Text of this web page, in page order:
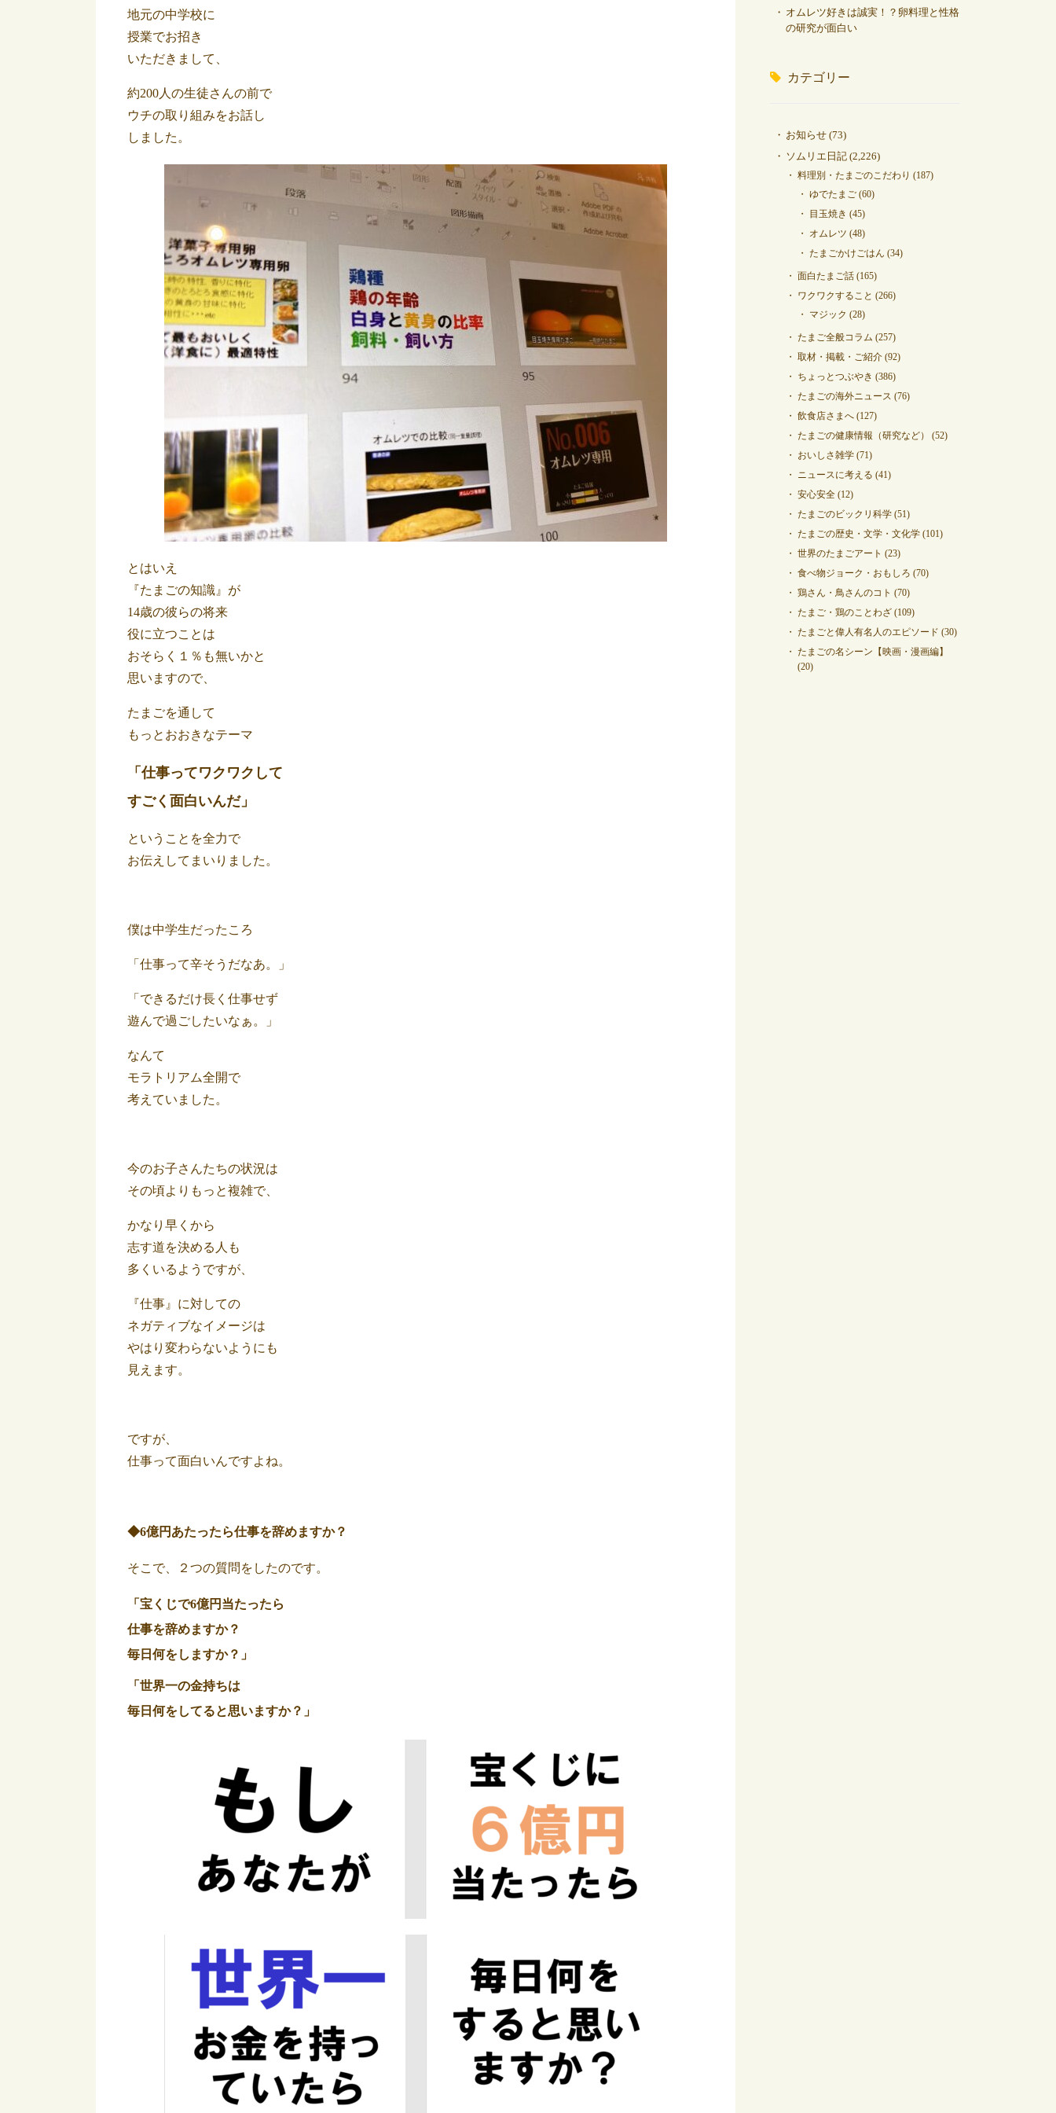
地元の中学校に
授業でお招き
いただきまして、
約200人の生徒さんの前で
ウチの取り組みをお話し
しました。
とはいえ
『たまごの知識』が
14歳の彼らの将来
役に立つことは
おそらく１％も無いかと
思いますので、
たまごを通して
もっとおおきなテーマ
「仕事ってワクワクして
すごく面白いんだ」
ということを全力で
お伝えしてまいりました。
僕は中学生だったころ
「仕事って辛そうだなあ。」
「できるだけ長く仕事せず
遊んで過ごしたいなぁ。」
なんて
モラトリアム全開で
考えていました。
今のお子さんたちの状況は
その頃よりもっと複雑で、
かなり早くから
志す道を決める人も
多くいるようですが、
『仕事』に対しての
ネガティブなイメージは
やはり変わらないようにも
見えます。
ですが、
仕事って面白いんですよね。
◆6億円あたったら仕事を辞めますか？
そこで、２つの質問をしたのです。
「宝くじで6億円当たったら
仕事を辞めますか？
毎日何をしますか？」
「世界一の金持ちは
毎日何をしてると思いますか？」
オムレツ好きは誠実！？卵料理と性格
の研究が面白い
カテゴリー
お知らせ (73)
ソムリエ日記 (2,226)
料理別・たまごのこだわり (187)
ゆでたまご (60)
目玉焼き (45)
オムレツ (48)
たまごかけごはん (34)
面白たまご話 (165)
ワクワクすること (266)
マジック (28)
たまご全般コラム (257)
取材・掲載・ご紹介 (92)
ちょっとつぶやき (386)
たまごの海外ニュース (76)
飲食店さまへ (127)
たまごの健康情報（研究など）
(52)
おいしさ雑学 (71)
ニュースに考える (41)
安心安全 (12)
たまごのビックリ科学 (51)
たまごの歴史・文学・文化学 (101)
世界のたまごアート (23)
食べ物ジョーク・おもしろ (70)
鶏さん・鳥さんのコト (70)
たまご・鶏のことわざ (109)
たまごと偉人有名人のエピソード (30)
たまごの名シーン【映画・漫画編】
(20)